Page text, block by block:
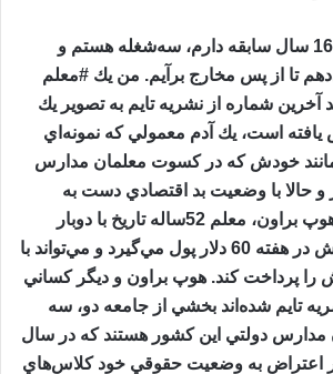
«فوق‌ليسانس دارم، 16 سال سابقه دارم، سه‌شغله هستم و
تا از پس مخارج برآيم. من يك #معلم
آخرين شماره از نشريه تايم به تصوير يك
است، يك آدم معمولي كه نمونه‌اي
مانند خودش كه در كسوت معلمان مدارس
حالا با وضعيت بد اقتصادي دست به
گريبان هستند. خانم هوپ براون، معلم 52‌ساله تاريخ با دو‌بار
فروش پلاسماي خونش در هفته 60 دلار پول مي‌گيرد و مي‌تواند با
را پرداخت كند. هوپ براون و ديگر كساني
تايم شده‌اند بخشي از جامعه دو، سه
مدارس دولتي اين كشور هستند كه در سال
اعتراض به وضعيت حقوقي خود كلاس‌هاي